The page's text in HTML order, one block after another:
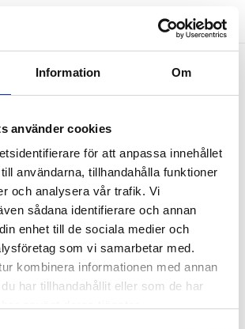
Information Om
använder cookies
för att anpassa innehållet
användarna, tillhandahålla funktioner
och analysera vår trafik. Vi
sådana identifierare och annan
enhet till de sociala medier och
som vi samarbetar med.
kombinera informationen med annan
har tillhandahållit eller som de har
till
och rum